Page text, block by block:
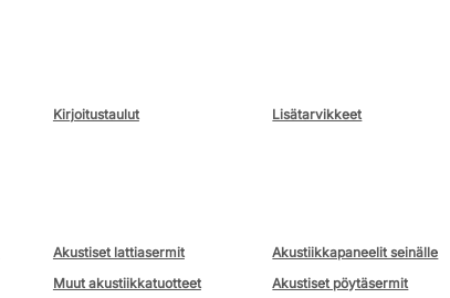
Kirjoitustaulut
Lisätarvikkeet
Akustiset lattiasermit
Akustiikkapaneelit seinälle
Muut akustiikkatuotteet
Akustiset pöytäsermit